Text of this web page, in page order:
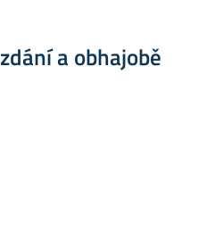
a obhajobě